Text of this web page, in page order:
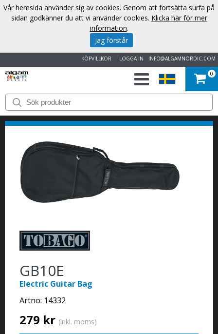
INFO@ALGAMNORDIC.COM
LOGGA IN
KÖPVILLKOR
START
VARUMÄRKEN
NYHETER
0
GB10E
Electric Guitar Bag
Artno: 14332
279 kr (inkl. moms)
Vår hemsida använder sig av cookies. Genom att fortsätta surfa på
sidan godkänner du att vi använder cookies. Klicka här för mer
information.
Jag förstår